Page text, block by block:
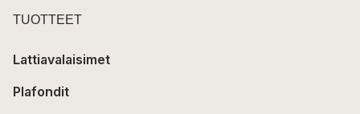
TUOTTEET
Lattiavalaisimet
Plafondit